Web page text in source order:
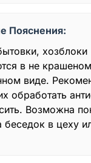
Пояснения:
хозблоки
в не
виде.
обработать
Возможна
беседок в цеху